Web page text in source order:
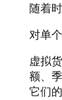
随着
对单
虚拟
额、
它们的